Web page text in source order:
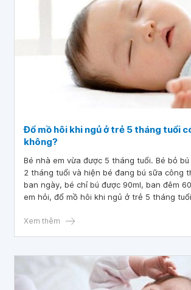
Đổ mồ hôi khi ngủ ở trẻ 5 tháng tuổi
không?
Bé nhà em vừa được 5 tháng tuổi. Bé bỏ
2 tháng tuổi và hiện bé đang bú sữa công
ban ngày, bé chỉ bú được 90ml, ban đêm
em hỏi, đổ mồ hôi khi ngủ ở trẻ 5 tháng
Xem thêm